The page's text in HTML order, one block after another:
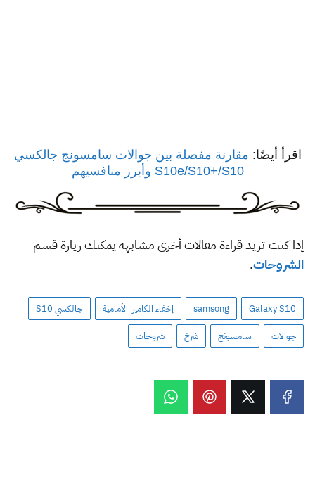
اقرأ أيضًا: مقارنة مفصلة بين جوالات سامسونج جالكسي
S10e/S10+/S10 وأبرز منافسيهم
إذا كنت تريد قراءة مقالات أخرى مشابهة يمكنك زيارة قسم
الشروحات.
Galaxy S10
samsong إخفاء الكاميرا الأمامية جالكسي S10
جوالات سامسونج شرخ شروحات